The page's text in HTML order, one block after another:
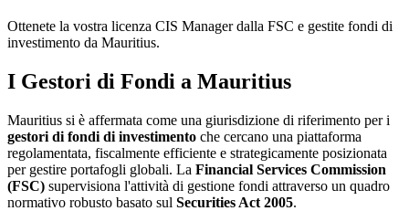
Ottenete la vostra licenza CIS Manager dalla FSC e gestite fondi di
investimento da Mauritius.
I Gestori di Fondi a Mauritius
Mauritius si è affermata come una giurisdizione di riferimento per i
gestori di fondi di investimento che cercano una piattaforma
regolamentata, fiscalmente efficiente e strategicamente posizionata
per gestire portafogli globali. La Financial Services Commission
(FSC) supervisiona l'attività di gestione fondi attraverso un quadro
normativo robusto basato sul Securities Act 2005.